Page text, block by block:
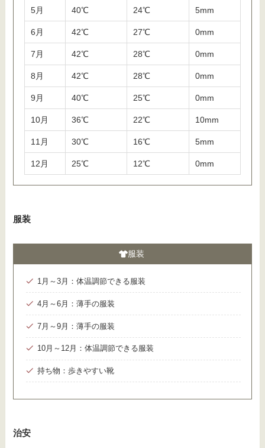
5月 40℃ 24℃ 5mm
6月 42℃ 27℃ 0mm
7月 42℃ 28℃ 0mm
8月 42℃ 28℃ 0mm
9月 40℃ 25℃ 0mm
10月 36℃ 22℃ 10mm
11月 30℃ 16℃ 5mm
12月 25℃ 12℃ 0mm
服装
服装
1月～3月：体温調節できる服装
4月～6月：薄手の服装
7月～9月：薄手の服装
10月～12月：体温調節できる服装
持ち物：歩きやすい靴
治安